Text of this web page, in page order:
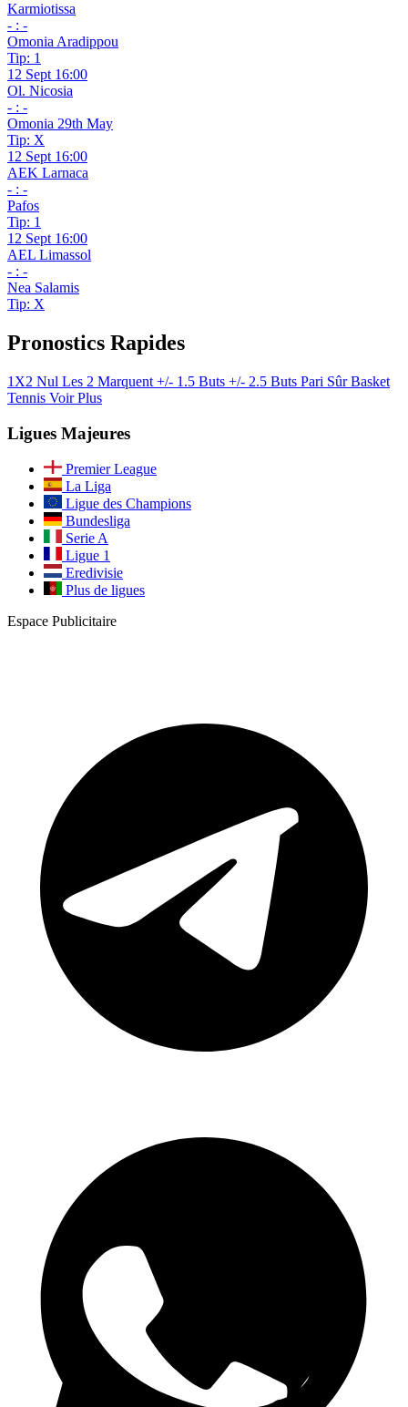
Karmiotissa
- : -
Omonia Aradippou
Tip: 1
12 Sept 16:00
Ol. Nicosia
- : -
Omonia 29th May
Tip: X
12 Sept 16:00
AEK Larnaca
- : -
Pafos
Tip: 1
12 Sept 16:00
AEL Limassol
- : -
Nea Salamis
Tip: X
Pronostics Rapides
1X2 Nul Les 2 Marquent +/- 1.5 Buts +/- 2.5 Buts Pari SûrBasket
Tennis Voir Plus
Ligues Majeures
Premier League
La Liga
Ligue des Champions
Bundesliga
Serie A
Ligue 1
Eredivisie
Plus de ligues
Espace Publicitaire